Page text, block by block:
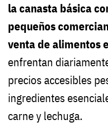
la canasta básica
pequeños
venta de alimentos
enfrentan
precios accesibles
ingredientes
carne y lechuga.